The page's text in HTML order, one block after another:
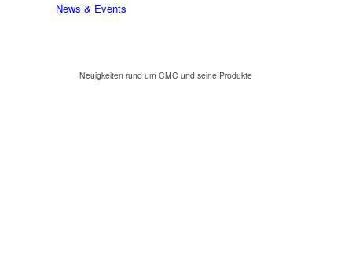
News & Events
Neuigkeiten rund um CMC und seine Produkte